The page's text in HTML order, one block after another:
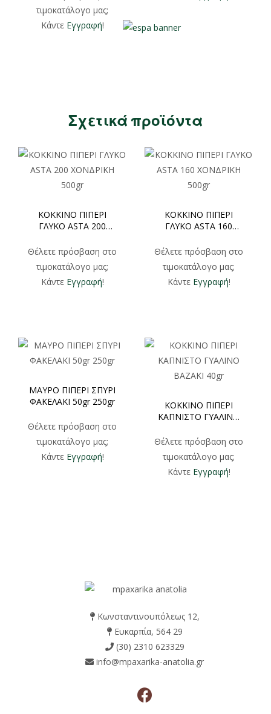
ΠΛΑΣΤΙΚΟ ΒΑΖΟ,
100gr
τιμοκατάλογο μας;
Κάντε Εγγραφή!
Σχετικά προϊόντα
ΚΟΚΚΙΝΟ ΠΙΠΕΡΙ
ΓΛΥΚΟ ASTA 200
Θέλετε πρόσβαση στο
τιμοκατάλογο μας;
Κάντε Εγγραφή!
ΚΟΚΚΙΝΟ ΠΙΠΕΡΙ
ΓΛΥΚΟ ASTA 160
Θέλετε πρόσβαση στο
τιμοκατάλογο μας;
Κάντε Εγγραφή!
ΜΑΥΡΟ ΠΙΠΕΡΙ ΣΠΥΡΙ
ΦΑΚΕΛΑΚΙ 50gr 250gr
Θέλετε πρόσβαση στο
τιμοκατάλογο μας;
Κάντε Εγγραφή!
ΚΟΚΚΙΝΟ ΠΙΠΕΡΙ
ΚΑΠΝΙΣΤΟ ΓΥΑΛΙΝΟ
Θέλετε πρόσβαση στο
τιμοκατάλογο μας;
Κάντε Εγγραφή!
Κωνσταντινουπόλεως 12,
Ευκαρπία, 564 29
(30) 2310 623329
info@mpaxarika-anatolia.gr